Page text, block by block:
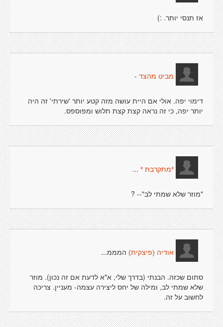
אז תנסי יותר. :)
מביט מהצד -
דימוי יפה. אולי אם היית עושה מזה קטע יותר 'שירתי' זה היה
יותר יפה, כי זה נראה קצת קצת תלוש ומפוספס.
*מתקרבת * ...
"מוזר שלא שמתי לב"-- ?
אודיה (פיצקית) המממ...
סתום שכזה. הבנתי (בדרך שלי, א"א לדעת אם זה נכון). מוזר
שלא שמתי לב, ומילה של יחס ליצירה עצמה- מעניין. צריכה
לחשוב על זה.